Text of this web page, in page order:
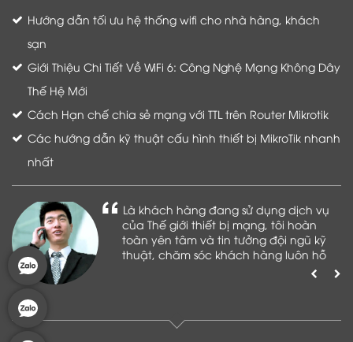
Hướng dẫn tối ưu hệ thống wifi cho nhà hàng, khách
sạn
Giới Thiệu Chi Tiết Về WiFi 6: Công Nghệ Mạng Không Dây
Thế Hệ Mới
Cách Hạn chế chia sẻ mạng với TTL trên Router Mikrotik
Các hướng dẫn kỹ thuật cấu hình thiết bị MikroTik nhanh
nhất
Là khách hàng đang sử dụng dịch vụ
của Thế giới thiết bị mạng, tôi hoàn
toàn yên tâm và tin tưởng đội ngũ kỹ
thuật, chăm sóc khách hàng luôn hỗ